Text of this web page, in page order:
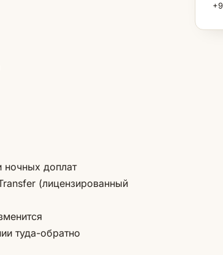
ночных доплат
(лицензированный
туда-обратно